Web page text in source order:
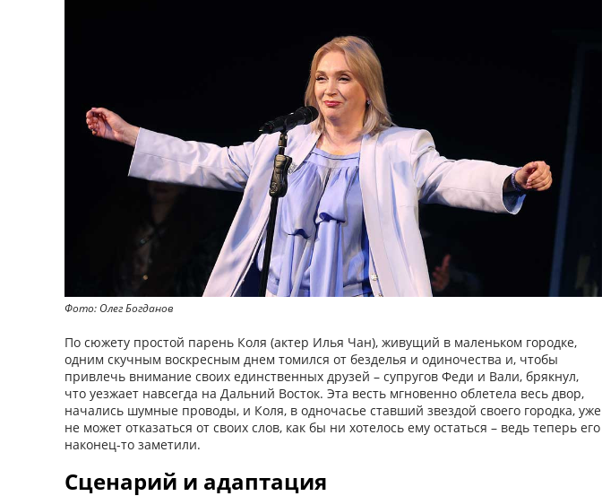
Фото: Олег Богданов
По сюжету простой парень Коля (актер Илья Чан), живущий в маленьком городке,
одним скучным воскресным днем томился от безделья и одиночества и, чтобы
привлечь внимание своих единственных друзей – супругов Феди и Вали, брякнул,
что уезжает навсегда на Дальний Восток. Эта весть мгновенно облетела весь двор,
начались шумные проводы, и Коля, в одночасье ставший звездой своего городка, уже
не может отказаться от своих слов, как бы ни хотелось ему остаться – ведь теперь его
наконец-то заметили.
Сценарий и адаптация